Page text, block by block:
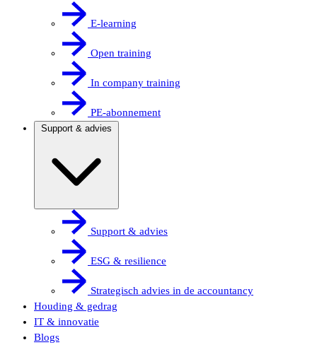
E-learning
Open training
In company training
PE-abonnement
Support & advies
Support & advies
ESG & resilience
Strategisch advies in de accountancy
Houding & gedrag
IT & innovatie
Blogs